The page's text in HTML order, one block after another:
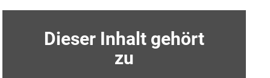
Dieser Inhalt gehört
zu